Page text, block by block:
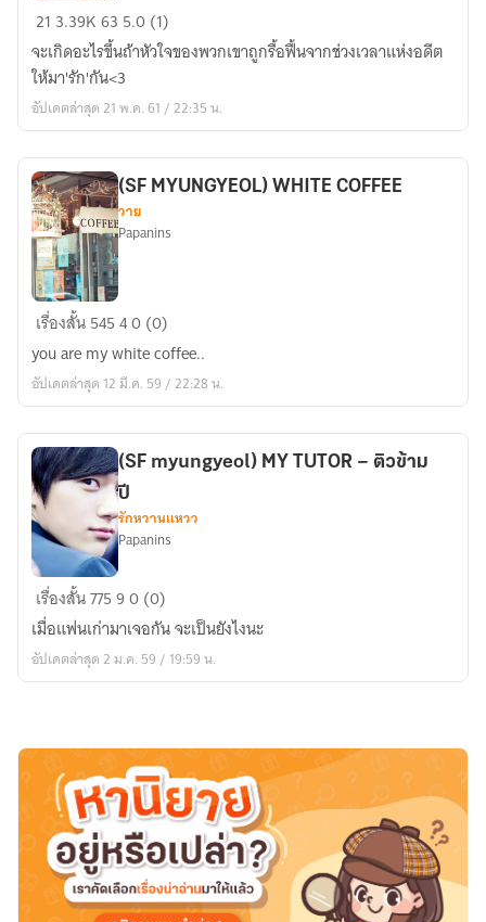
[Fic
WooGyu]
-
Remembrance-
21 3.39K63 5.0 (1)
จะเกิดอะไรขึ้นถ้าหัวใจของพวกเขาถูกรื้อฟื้นจากช่วงเวลาแห่งอดีต
ให้มา'รัก'กัน<3
อัปเดตล่าสุด 21 พ.ค. 61 / 22:35 น.
(SF
WHITE
COFFEE
(SF MYUNGYEOL) WHITE COFFEE
วาย
Papanins
เรื่องสั้น54540 (0)
you are my white coffee..
อัปเดตล่าสุด 12 มี.ค. 59 / 22:28 น.
(SF
myungyeol)
MY
TUTOR
ข้าม
(SF myungyeol) MY TUTOR – ติวข้าม
ปี
รักหวานแหวว
Papanins
เรื่องสั้น77590 (0)
เมื่อแฟนเก่ามาเจอกัน จะเป็นยังไงนะ
อัปเดตล่าสุด 2 ม.ค. 59 / 19:59 น.